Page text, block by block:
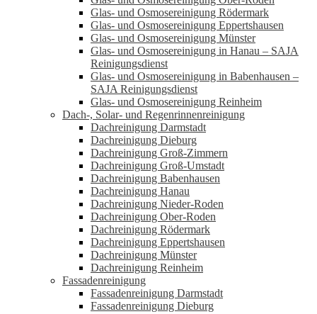
Glas- und Osmosereinigung Rödermark
Glas- und Osmosereinigung Eppertshausen
Glas- und Osmosereinigung Münster
Glas- und Osmosereinigung in Hanau – SAJA
Reinigungsdienst
Glas- und Osmosereinigung in Babenhausen –
SAJA Reinigungsdienst
Glas- und Osmosereinigung Reinheim
Dach-, Solar- und Regenrinnenreinigung
Dachreinigung Darmstadt
Dachreinigung Dieburg
Dachreinigung Groß-Zimmern
Dachreinigung Groß-Umstadt
Dachreinigung Babenhausen
Dachreinigung Hanau
Dachreinigung Nieder-Roden
Dachreinigung Ober-Roden
Dachreinigung Rödermark
Dachreinigung Eppertshausen
Dachreinigung Münster
Dachreinigung Reinheim
Fassadenreinigung
Fassadenreinigung Darmstadt
Fassadenreinigung Dieburg